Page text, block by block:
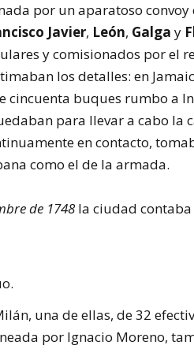
por un aparatoso
Javier, León, Galga y
y comisionados por el
los detalles: en
cincuenta buques rumbo a
para llevar a cabo la
en contacto,
como el de la armada.
de 1748la ciudad contaba
una de ellas, de 32
por Ignacio Moreno,